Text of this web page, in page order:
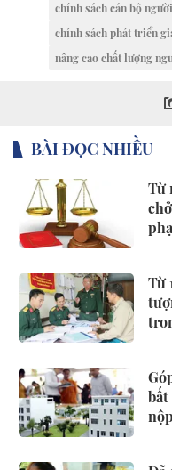
chính sách cán bộ
chính sách phát triển
nâng cao chất lượng
BÀI ĐỌC NHIỀU
Từ
Từ
bất